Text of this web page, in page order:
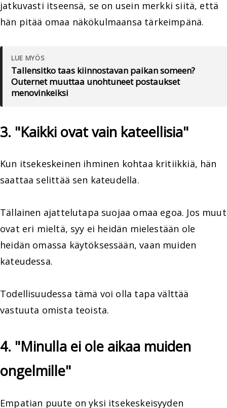
jatkuvasti itseensä, se on usein merkki siitä, että
hän pitää omaa näkökulmaansa tärkeimpänä.
LUE MYÖS
Tallensitko taas kiinnostavan paikan someen?
Outernet muuttaa unohtuneet postaukset
menovinkeiksi
3. "Kaikki ovat vain kateellisia"
Kun itsekeskeinen ihminen kohtaa kritiikkiä, hän
saattaa selittää sen kateudella.
Tällainen ajattelutapa suojaa omaa egoa. Jos muut
ovat eri mieltä, syy ei heidän mielestään ole
heidän omassa käytöksessään, vaan muiden
kateudessa.
Todellisuudessa tämä voi olla tapa välttää
vastuuta omista teoista.
4. "Minulla ei ole aikaa muiden
ongelmille"
Empatian puute on yksi itsekeskeisyyden